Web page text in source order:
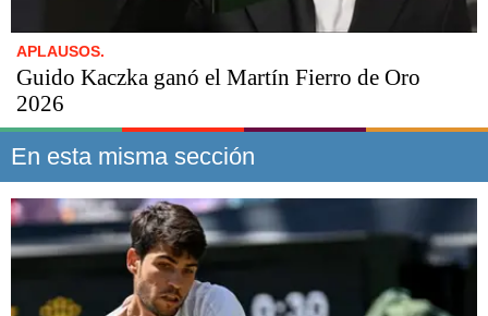
APLAUSOS.
Guido Kaczka ganó el Martín Fierro de Oro
2026
En esta misma sección